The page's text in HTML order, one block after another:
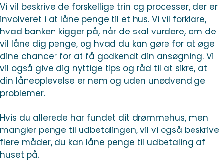
Vi vil beskrive de forskellige trin og processer, der er
involveret i at låne penge til et hus. Vi vil forklare,
hvad banken kigger på, når de skal vurdere, om de
vil låne dig penge, og hvad du kan gøre for at øge
dine chancer for at få godkendt din ansøgning. Vi
vil også give dig nyttige tips og råd til at sikre, at
din låneoplevelse er nem og uden unødvendige
problemer.
Hvis du allerede har fundet dit drømmehus, men
mangler penge til udbetalingen, vil vi også beskrive
flere måder, du kan låne penge til udbetaling af
huset på.